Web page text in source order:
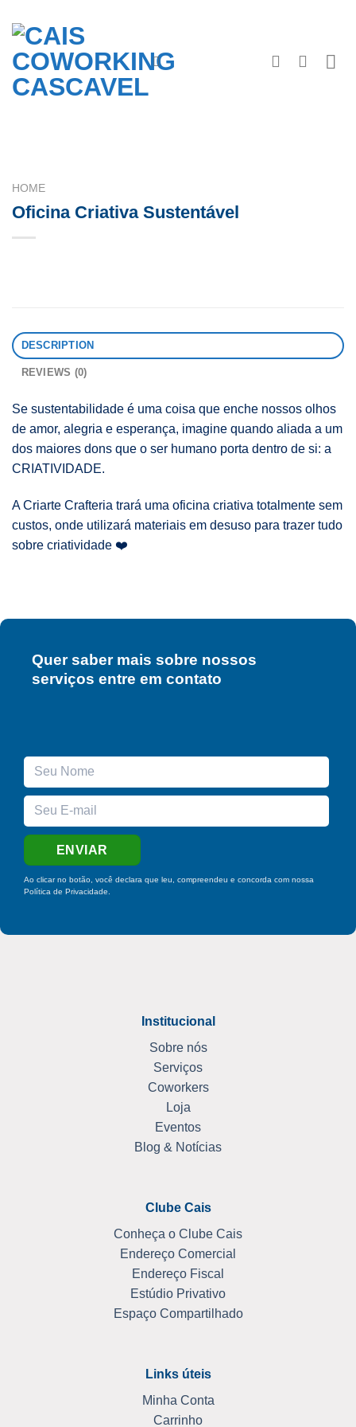
content
HOME
Oficina Criativa Sustentável
DESCRIPTION
REVIEWS (0)
Se sustentabilidade é uma coisa que enche nossos olhos
de amor, alegria e esperança, imagine quando aliada a um
dos maiores dons que o ser humano porta dentro de si: a
CRIATIVIDADE.
A Criarte Crafteria trará uma oficina criativa totalmente sem
custos, onde utilizará materiais em desuso para trazer tudo
sobre criatividade ❤️
Quer saber mais sobre nossos
serviços entre em contato
Ao clicar no botão, você declara que leu, compreendeu e concorda com nossa
Política de Privacidade
Institucional
Sobre nós
Serviços
Coworkers
Loja
Eventos
Blog & Notícias
Clube Cais
Conheça o Clube Cais
Endereço Comercial
Endereço Fiscal
Estúdio Privativo
Espaço Compartilhado
Links úteis
Minha Conta
Carrinho